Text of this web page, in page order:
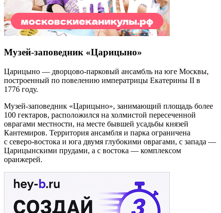
Музей-заповедник «Царицыно»
Царицыно — дворцово-парковый ансамбль на юге Москвы,
построенный по повелению императрицы Екатерины II в
1776 году.
Музей-заповедник «Царицыно», занимающий площадь более
100 гектаров, расположился на холмистой пересеченной
оврагами местности, на месте бывшей усадьбы князей
Кантемиров. Территория ансамбля и парка ограничена
с северо-востока и юга двумя глубокими оврагами, с запада —
Царицынскими прудами, а с востока — комплексом
оранжерей.